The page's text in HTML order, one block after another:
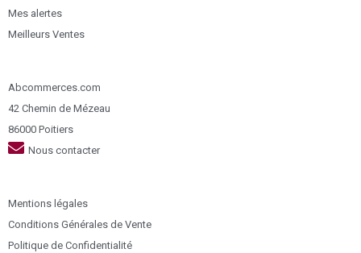
Mes alertes
Meilleurs Ventes
Abcommerces.com
42 Chemin de Mézeau
86000 Poitiers
Nous contacter
Mentions légales
Conditions Générales de Vente
Politique de Confidentialité